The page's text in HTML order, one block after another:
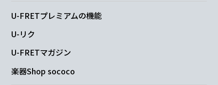
U-FRETプレミアムの機能
U-リク
U-FRETマガジン
楽器Shop sococo